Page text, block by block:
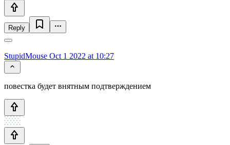
Reply
StupidMouse Oct 1 2022 at 10:27
повестка будет внятным подтверждением